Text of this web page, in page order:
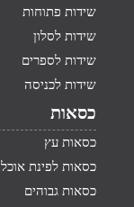
שידות פתוחות
שידות לסלון
שידות לספרים
שידות לכניסה
כסאות
כסאות עץ
כסאות לפינת אוכל
כסאות גבוהים